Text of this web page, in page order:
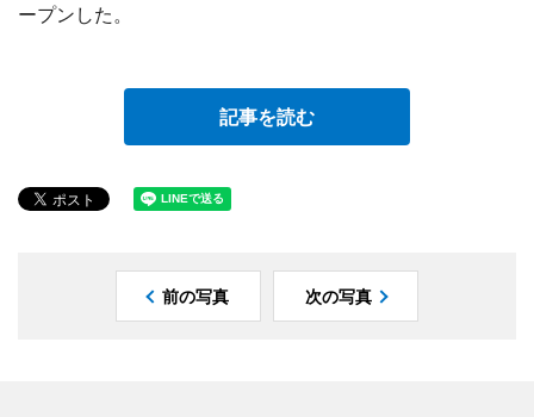
ープンした。
記事を読む
前の写真 次の写真